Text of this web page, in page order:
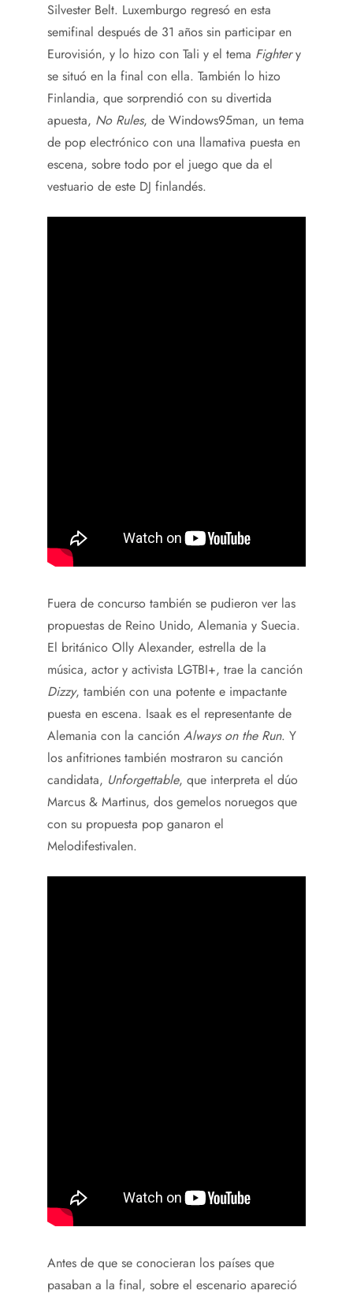
Silvester Belt. Luxemburgo regresó en esta
semifinal después de 31 años sin participar en
Eurovisión, y lo hizo con Tali y el tema Fightery
se situó en la final con ella. También lo hizo
Finlandia, que sorprendió con su divertida
apuesta, No Rules, de Windows95man, un tema
de pop electrónico con una llamativa puesta en
escena, sobre todo por el juego que da el
vestuario de este DJ finlandés.
Fuera de concurso también se pudieron ver las
propuestas de Reino Unido, Alemania y Suecia.
El británico Olly Alexander, estrella de la
música, actor y activista LGTBI+, trae la canción
Dizzy, también con una potente e impactante
puesta en escena. Isaak es el representante de
Alemania con la canción Always on the Run. Y
los anfitriones también mostraron su canción
candidata, Unforgettable, que interpreta el dúo
Marcus & Martinus, dos gemelos noruegos que
con su propuesta pop ganaron el
Melodifestivalen.
Antes de que se conocieran los países que
pasaban a la final, sobre el escenario apareció